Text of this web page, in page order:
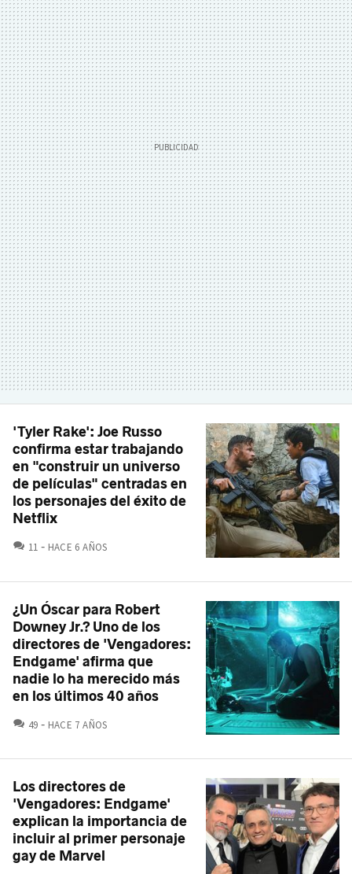
'Tyler Rake': Joe Russo
confirma estar trabajando
en "construir un universo
de películas" centradas en
los personajes del éxito de
Netflix
11 COMENTARIOS
HACE 6 AÑOS
¿Un Óscar para Robert
Downey Jr.? Uno de los
directores de 'Vengadores:
Endgame' afirma que
nadie lo ha merecido más
en los últimos 40 años
49 COMENTARIOS
HACE 7 AÑOS
Los directores de
'Vengadores: Endgame'
explican la importancia de
incluir al primer personaje
gay de Marvel